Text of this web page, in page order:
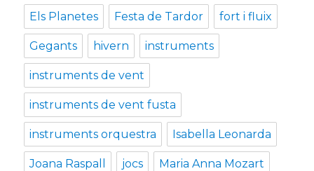
Els Planetes Festa de Tardor fort i fluix
Gegants hivern instruments
instruments de vent
instruments de vent fusta
instruments orquestra Isabella Leonarda
Joana Raspall jocs Maria Anna Mozart